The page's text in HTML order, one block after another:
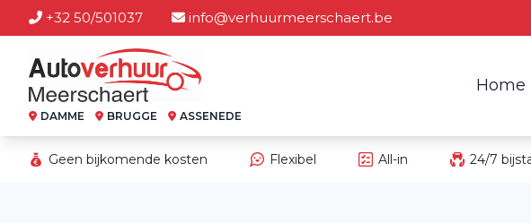
+32 50/501037 info@verhuurmeerschaert.be
DAMME BRUGGE ASSENEDE
Home
Geen bijkomende kosten Flexibel All-in 24/7